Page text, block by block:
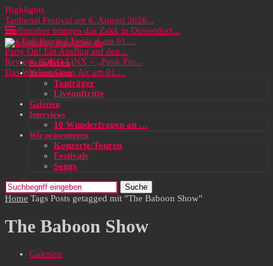
Highlights
Taubertal Festival am 6. August 2026...
Wolfmother bringen das Zakk in Düsseldorf...
Das Full Rewind Festival am 01....
Party On! Ein Ausflug auf den...
Review: SOKO LiNX – „Punk Für...
Das Wacken Open Air am 01....
Neuigkeiten
Rezensionen
Tonträger
Liveauftritte
Galerien
Interviews
10 Wunderfragen an …
Wir präsentieren
Konzerte/Touren
Festivals
Songs
Suche
Home Tags Posts getagged mit "The Baboon Show"
The Baboon Show
Galerien